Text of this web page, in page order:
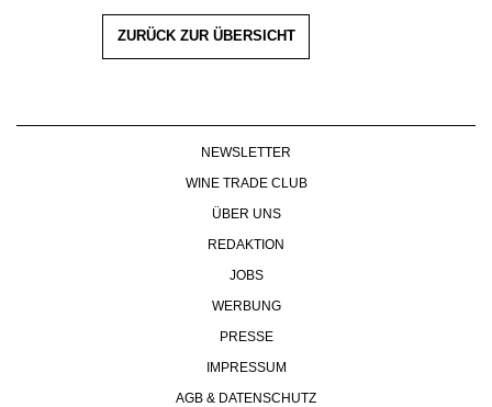
ZURÜCK ZUR ÜBERSICHT
NEWSLETTER
WINE TRADE CLUB
ÜBER UNS
REDAKTION
JOBS
WERBUNG
PRESSE
IMPRESSUM
AGB & DATENSCHUTZ